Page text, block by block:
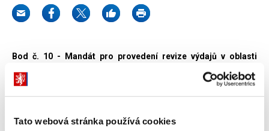
Tato webová stránka používá cookies
Bod č. 10 - Mandát pro provedení revize výdajů v oblasti
regionální politiky
Ministerstvo financí ve spolupráci s Ministerstvem pro místní
projektů revize výdajů. Materiál stanovuje několik konkrétních cílů